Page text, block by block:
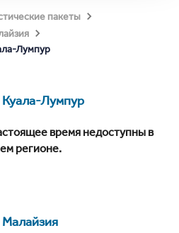
пакеты
Лумпур
Куала-Лумпур
время недоступны в
регионе.
Малайзия